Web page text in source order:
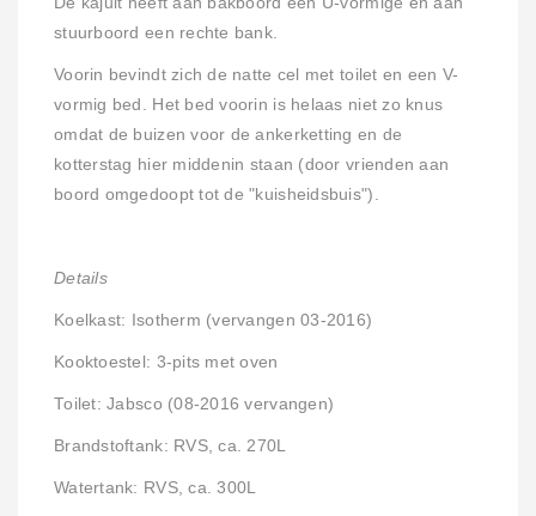
stuurboord een rechte bank.
Voorin bevindt zich de natte cel met toilet en een V-
vormig bed. Het bed voorin is helaas niet zo knus
omdat de buizen voor de ankerketting en de
kotterstag hier middenin staan (door vrienden aan
boord omgedoopt tot de "kuisheidsbuis").
Details
Koelkast: Isotherm (vervangen 03-2016)
Kooktoestel: 3-pits met oven
Toilet: Jabsco (08-2016 vervangen)
Brandstoftank: RVS, ca. 270L
Watertank: RVS, ca. 300L